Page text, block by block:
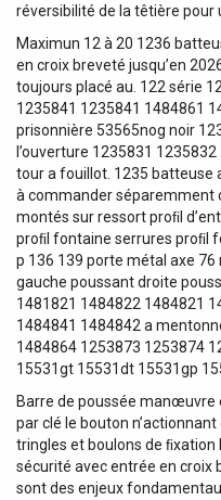
réversibilité de la têtière pour
Maximun 12 à 20 1236
en croix breveté jusqu’en
toujours placé au. 122 série
1235841 1235841 1484861
prisonnière 53565nog noir
l’ouverture 1235831
tour a fouillot. 1235 batteuse
à commander séparemment
montés sur ressort proﬁl
proﬁl fontaine serrures proﬁl
p 136 139 porte métal axe
gauche poussant droite
1481821 1484822 1484821
1484841 1484842 a
1484864 1253873 1253874
15531gt 15531dt 15531gp
Barre de poussée manœuvre
par clé le bouton
tringles et boulons de ﬁxation
sécurité avec entrée en croix
sont des enjeux